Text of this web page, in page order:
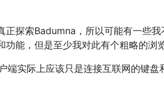
正探索Badumna，所以可能有一些我
功能，但是至少我对此有个粗略的浏
端实际上应该只是连接互联网的键盘